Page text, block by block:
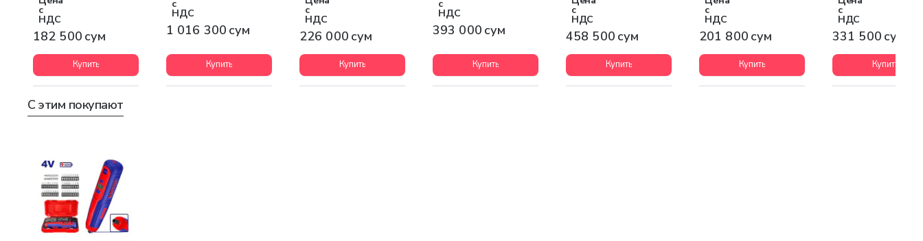
с
НДС
182 500 сум
Купить
с
НДС
1 016 300 сум
Купить
с
НДС
226 000 сум
Купить
с
НДС
393 000 сум
Купить
с
НДС
458 500 сум
Купить
с
НДС
201 800 сум
Купить
с
НДС
331 500 сум
Купить
С этим покупают